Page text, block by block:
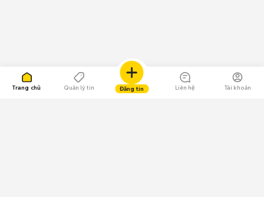
Trang chủ Quản lý tin Đăng tin Liên hệ Tài khoản